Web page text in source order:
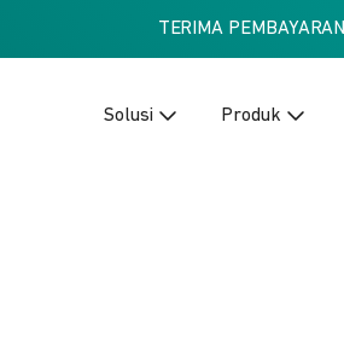
TERIMA PEMBAYARAN
Solusi Produk